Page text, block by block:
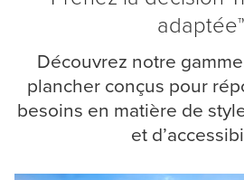
Découvrez notre
plancher conçus pour
besoins en matière de
et